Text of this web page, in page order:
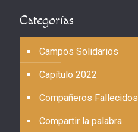
Categorías
Campos Solidarios
Capítulo 2022
Compañeros Fallecidos
Compartir la palabra